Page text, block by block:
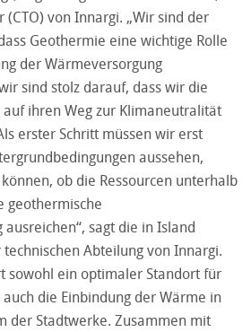
(CTO) von Innargi. „Wir sind der
Geothermie eine wichtige Rolle
der Wärmeversorgung
sind stolz darauf, dass wir die
ihren Weg zur Klimaneutralität
erster Schritt müssen wir erst
aussehen,
ob die Ressourcen unterhalb
geothermische
sagt die in Island
Abteilung von Innargi.
sowohl ein optimaler Standort für
die Einbindung der Wärme in
der Stadtwerke. Zusammen mit